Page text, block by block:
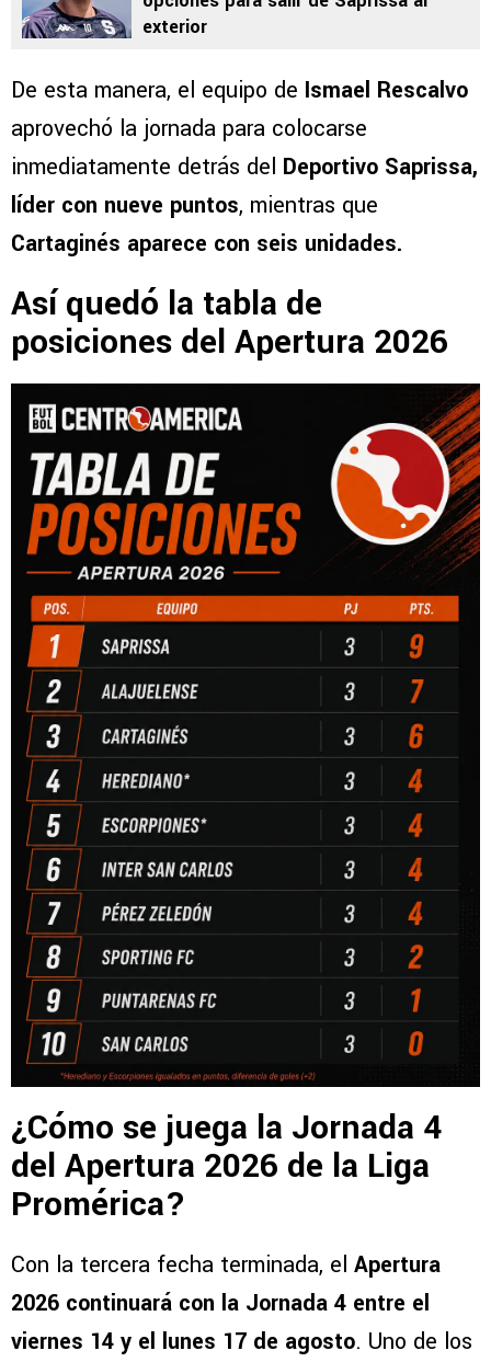
exterior
De esta manera, el equipo de Ismael Rescalvo
aprovechó la jornada para colocarse
inmediatamente detrás del Deportivo Saprissa,
líder con nueve puntos, mientras que
Cartaginés aparece con seis unidades.
Así quedó la tabla de
posiciones del Apertura 2026
¿Cómo se juega la Jornada 4
del Apertura 2026 de la Liga
Promérica?
Con la tercera fecha terminada, el Apertura
2026 continuará con la Jornada 4 entre el
viernes 14 y el lunes 17 de agosto. Uno de los